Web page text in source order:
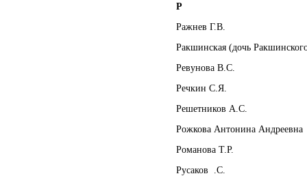
Р
Ражнев Г.В.
Ракшинская (дочь
Ревунова В.С.
Речкин С.Я.
Решетников А.С.
Рожкова Антонина Андреевна
Романова Т.Р.
Русаков .С.